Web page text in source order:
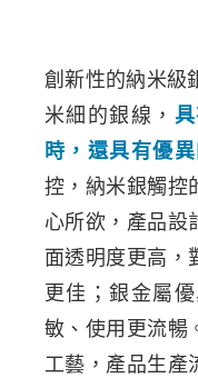
創新性的納米級
米細的銀線，
時，還具有優
控，納米銀觸控
心所欲，產品設
面透明度更高，
更佳；銀金屬
敏、使用更流暢
工藝，產品生產